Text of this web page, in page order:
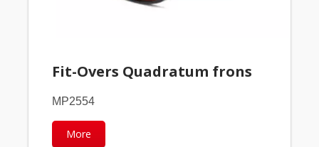
Fit-Overs Quadratum frons
MP2554
More